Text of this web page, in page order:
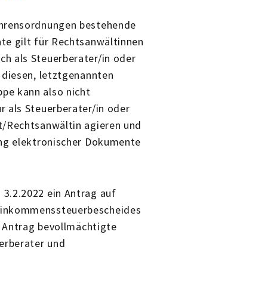
bestehende
gilt für Rechtsanwältinnen
als Steuerberater/in oder
letztgenannten
kann also nicht
als Steuerberater/in oder
agieren und
elektronischer Dokumente
ein Antrag auf
bevollmächtigte
und